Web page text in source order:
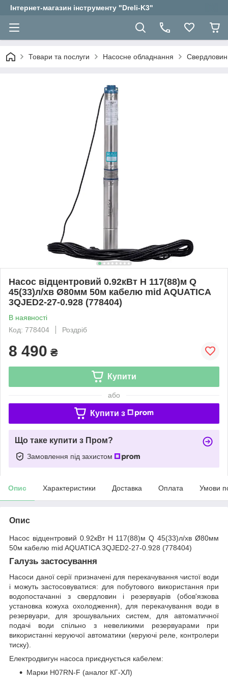
Інтернет-магазин інструменту "Dreli-K3"
Товари та послуги Насосне обладнання
Насос відцентровий 0.92кВт H 117(88)м Q
45(33)л/хв Ø80мм 50м кабелю mid AQUATICA
3QJED2-27-0.928 (778404)
В наявності
Код: 778404
Роздріб
8 490 ₴
Купити
або
Купити з
Що таке купити з Пром?
Замовлення під захистом
Опис Характеристики Доставка Оплата Умови
Опис
Насос відцентровий 0.92кВт H 117(88)м Q 45(33)л/хв Ø80мм
50м кабелю mid AQUATICA 3QJED2-27-0.928 (778404)
Галузь застосування
Насоси даної серії призначені для перекачування чистої води
і можуть застосовуватися: для побутового використання при
водопостачанні з свердловин і резервуарів (обов'язкова
установка кожуха охолодження), для перекачування води в
резервуари, для зрошувальних систем, для автоматичної
подачі води спільно з невеликими резервуарами при
використанні керуючої автоматики (керуючі реле, контролери
тиску).
Електродвигун насоса приєднується кабелем:
Марки H07RN-F (аналог КГ-ХЛ)